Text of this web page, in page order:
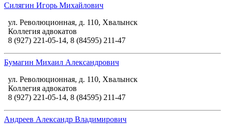
Силягин Игорь Михайлович
ул. Революционная, д. 110, Хвалынск
Коллегия адвокатов
8 (927) 221-05-14, 8 (84595) 211-47
Бумагин Михаил Александрович
ул. Революционная, д. 110, Хвалынск
Коллегия адвокатов
8 (927) 221-05-14, 8 (84595) 211-47
Андреев Александр Владимирович